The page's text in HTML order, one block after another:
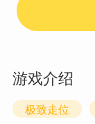
游戏介绍
极致走位